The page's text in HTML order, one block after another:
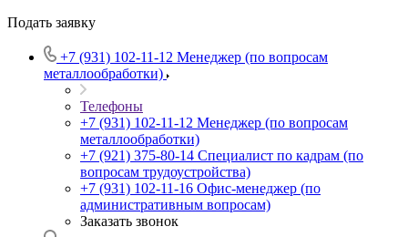
Подать заявку
+7 (931) 102-11-12 Менеджер (по вопросам
металлообработки)
Телефоны
+7 (931) 102-11-12 Менеджер (по вопросам
металлообработки)
+7 (921) 375-80-14 Специалист по кадрам (по
вопросам трудоустройства)
+7 (931) 102-11-16 Офис-менеджер (по
административным вопросам)
Заказать звонок